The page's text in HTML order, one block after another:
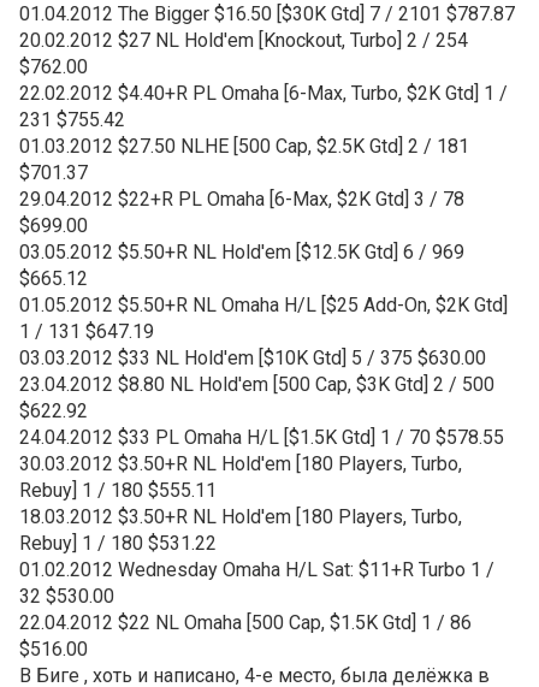
01.04.2012 The Bigger $16.50 [$30K Gtd] 7 / 2101 $787.87
20.02.2012 $27 NL Hold'em [Knockout, Turbo] 2 / 254
$762.00
22.02.2012 $4.40+R PL Omaha [6-Max, Turbo, $2K Gtd] 1 /
231 $755.42
01.03.2012 $27.50 NLHE [500 Cap, $2.5K Gtd] 2 / 181
$701.37
29.04.2012 $22+R PL Omaha [6-Max, $2K Gtd] 3 / 78
$699.00
03.05.2012 $5.50+R NL Hold'em [$12.5K Gtd] 6 / 969
$665.12
01.05.2012 $5.50+R NL Omaha H/L [$25 Add-On, $2K Gtd]
1 / 131 $647.19
03.03.2012 $33 NL Hold'em [$10K Gtd] 5 / 375 $630.00
23.04.2012 $8.80 NL Hold'em [500 Cap, $3K Gtd] 2 / 500
$622.92
24.04.2012 $33 PL Omaha H/L [$1.5K Gtd] 1 / 70 $578.55
30.03.2012 $3.50+R NL Hold'em [180 Players, Turbo,
Rebuy] 1 / 180 $555.11
18.03.2012 $3.50+R NL Hold'em [180 Players, Turbo,
Rebuy] 1 / 180 $531.22
01.02.2012 Wednesday Omaha H/L Sat: $11+R Turbo 1 /
32 $530.00
22.04.2012 $22 NL Omaha [500 Cap, $1.5K Gtd] 1 / 86
$516.00
В Биге , хоть и написано, 4-е место, была делёжка в